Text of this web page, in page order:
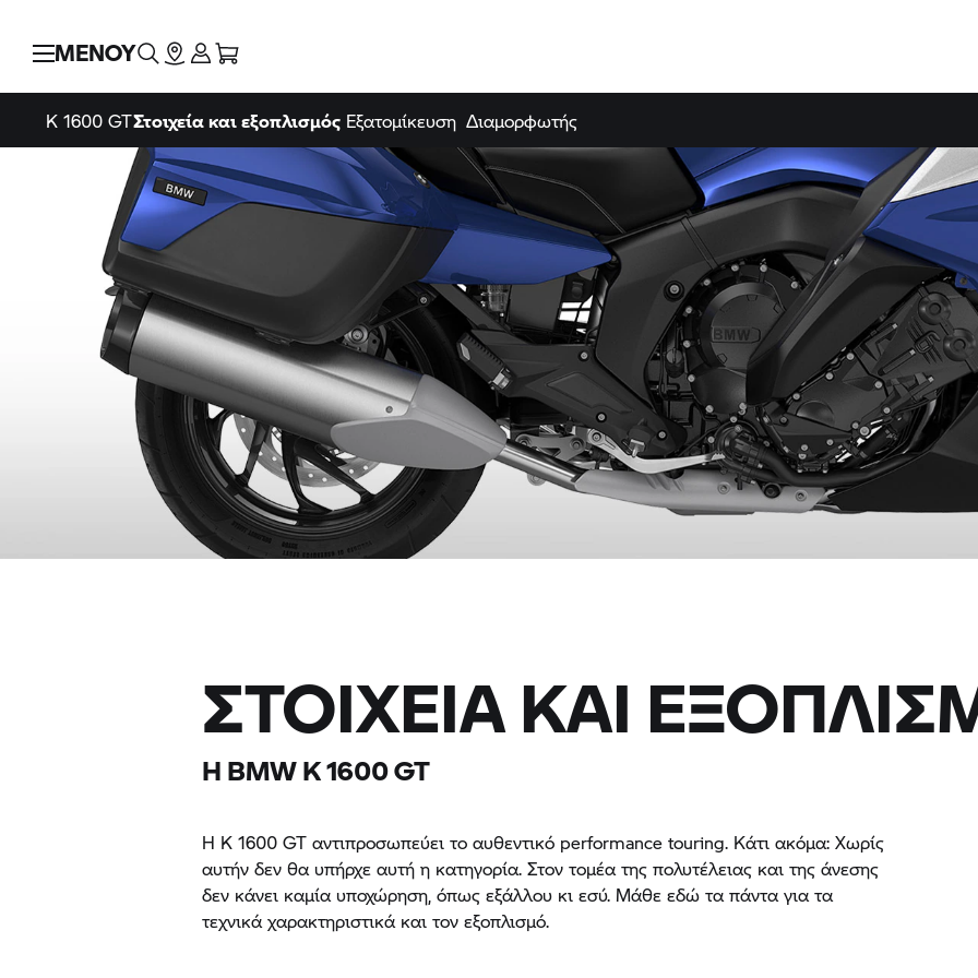
ΜΕΝΟΥ
K 1600 GTΣτοιχεία και εξοπλισμός Εξατομίκευση Διαμορφωτής
ΣΤΟΙΧΕΊΑ ΚΑΙ
Η BMWK 1600 GT
Η K 1600 GT αντιπροσωπεύει το αυθεντικό performance touring. Κάτι ακόμα: Χωρίς
αυτήν δεν θα υπήρχε αυτή η κατηγορία. Στον τομέα της πολυτέλειας και της άνεσης
δεν κάνει καμία υποχώρηση, όπως εξάλλου κι εσύ. Μάθε εδώ τα πάντα για τα
τεχνικά χαρακτηριστικά και τον εξοπλισμό.